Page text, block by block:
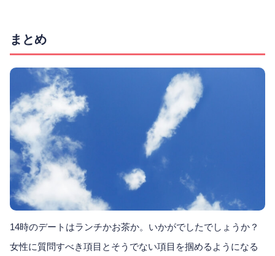
まとめ
14時のデートはランチかお茶か。いかがでしたでしょうか？
女性に質問すべき項目とそうでない項目を掴めるようになる